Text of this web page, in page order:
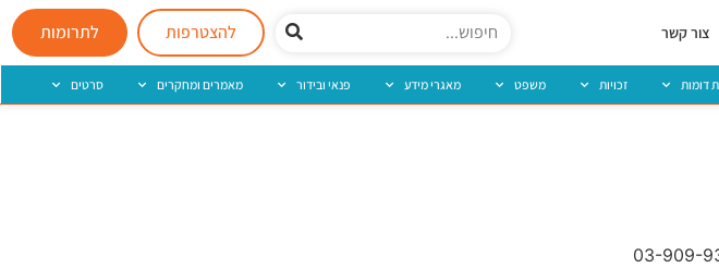
צור קשר להצטרפות לתרומות
דומות זכויות משפט מאגרי מידע פנאי ובידור מאמרים ומחקרים סרטים